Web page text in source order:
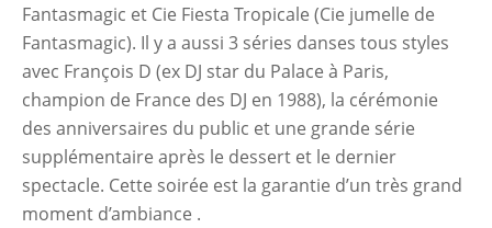
Fantasmagic et Cie Fiesta Tropicale (Cie jumelle de
Fantasmagic). Il y a aussi 3 séries danses tous styles
avec François D (ex DJ star du Palace à Paris,
champion de France des DJ en 1988), la cérémonie
des anniversaires du public et une grande série
supplémentaire après le dessert et le dernier
spectacle. Cette soirée est la garantie d’un très grand
moment d’ambiance .